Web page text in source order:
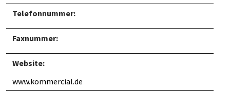
Telefonnummer:
Faxnummer:
Website:
www.kommercial.de